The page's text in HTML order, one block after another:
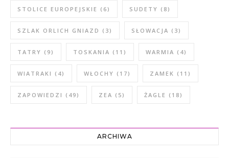
STOLICE EUROPEJSKIE (6) SUDETY (8)
SZLAK ORLICH GNIAZD (3) SŁOWACJA (3)
TATRY (9) TOSKANIA (11) WARMIA (4)
WIATRAKI (4) WŁOCHY (17) ZAMEK (11)
ZAPOWIEDZI (49) ZEA (5) ŻAGLE (18)
ARCHIWA